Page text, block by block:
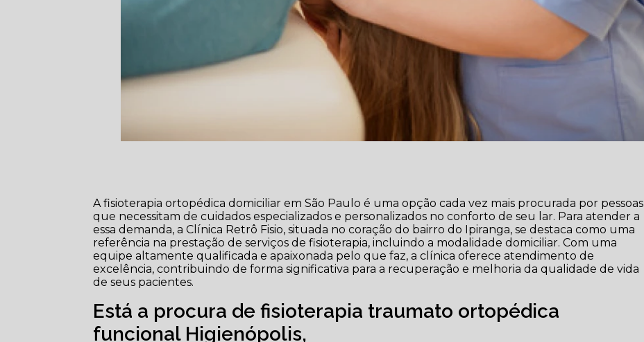
A fisioterapia ortopédica domiciliar em São Paulo é uma opção cada vez mais procurada por pessoas
que necessitam de cuidados especializados e personalizados no conforto de seu lar. Para atender a
essa demanda, a Clínica Retrô Fisio, situada no coração do bairro do Ipiranga, se destaca como uma
referência na prestação de serviços de fisioterapia, incluindo a modalidade domiciliar. Com uma
equipe altamente qualificada e apaixonada pelo que faz, a clínica oferece atendimento de
excelência, contribuindo de forma significativa para a recuperação e melhoria da qualidade de vida
de seus pacientes.
Está a procura de fisioterapia traumato ortopédica
funcional Higienópolis,